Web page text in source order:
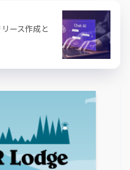
ース作成と